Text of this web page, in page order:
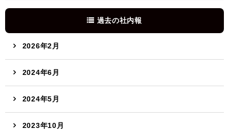
過去の社内報
2026年2月
2024年6月
2024年5月
2023年10月